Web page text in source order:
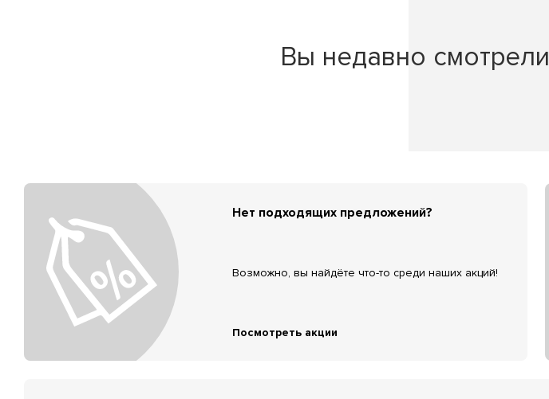
Вы недавно смотрели
Нет подходящих предложений?
Возможно, вы найдёте что-то среди наших акций!
Посмотреть акции